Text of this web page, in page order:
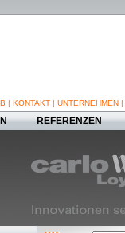
| KONTAKT | UNTERNEHMEN |
REFERENZEN